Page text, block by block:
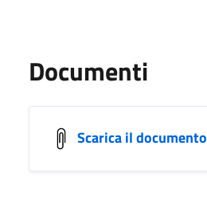
Documenti
Scarica il documento